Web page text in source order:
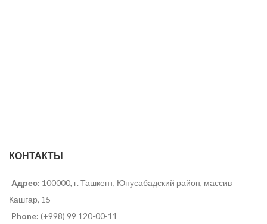
КОНТАКТЫ
Адрес: 100000, г. Ташкент, Юнусабадский район, массив
Кашгар, 15
Phone: (+998) 99 120-00-11